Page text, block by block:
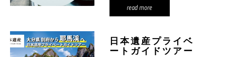
な景勝 […]
read more
日本遺産プライベ
ートガイドツアー